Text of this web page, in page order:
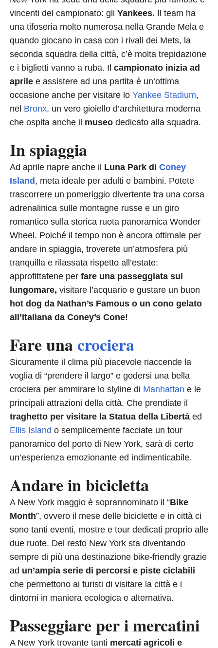
vincenti del campionato: gli Yankees. Il team ha
una tifoseria molto numerosa nella Grande Mela e
quando giocano in casa con i rivali dei Mets, la
seconda squadra della città, c’è molta trepidazione
e i biglietti vanno a ruba. Il campionato inizia ad
aprile e assistere ad una partita è un’ottima
occasione anche per visitare lo Yankee Stadium,
nel Bronx, un vero gioiello d’architettura moderna
che ospita anche il museo dedicato alla squadra.
In spiaggia
Ad aprile riapre anche il Luna Park di Coney
Island , meta ideale per adulti e bambini. Potete
trascorrere un pomeriggio divertente tra una corsa
adrenalinica sulle montagne russe e un giro
romantico sulla storica ruota panoramica Wonder
Wheel. Poiché il tempo non è ancora ottimale per
andare in spiaggia, troverete un’atmosfera più
tranquilla e rilassata rispetto all’estate:
approfittatene per fare una passeggiata sul
lungomare, visitare l’acquario e gustare un buon
hot dog da Nathan’s Famous o un cono gelato
all’italiana da Coney’s Cone!
Fare unacrociera
Sicuramente il clima più piacevole riaccende la
voglia di “prendere il largo” e godersi una bella
crociera per ammirare lo slyline di Manhattan e le
principali attrazioni della città. Che prendiate il
traghetto per visitare la Statua della Libertà ed
Ellis Island o semplicemente facciate un tour
panoramico del porto di New York, sarà di certo
un’esperienza emozionante ed indimenticabile.
Andare in bicicletta
A New York maggio è soprannominato il “Bike
Month”, ovvero il mese delle biciclette e in città ci
sono tanti eventi, mostre e tour dedicati proprio alle
due ruote. Del resto New York sta diventando
sempre di più una destinazione bike-friendly grazie
ad un’ampia serie di percorsi e piste ciclabili
che permettono ai turisti di visitare la città e i
dintorni in maniera ecologica e alternativa.
Passeggiare per i mercatini
A New York trovante tanti mercati agricoli e